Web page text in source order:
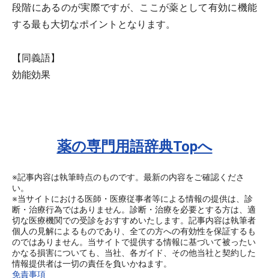
段階にあるのが実際ですが、ここが薬として有効に機能
する最も大切なポイントとなります。
【同義語】
効能効果
薬の専門用語辞典Topへ
※記事内容は執筆時点のものです。最新の内容をご確認くださ
い。
※当サイトにおける医師・医療従事者等による情報の提供は、診
断・治療行為ではありません。診断・治療を必要とする方は、適
切な医療機関での受診をおすすめいたします。記事内容は執筆者
個人の見解によるものであり、全ての方への有効性を保証するも
のではありません。当サイトで提供する情報に基づいて被ったい
かなる損害についても、当社、各ガイド、その他当社と契約した
情報提供者は一切の責任を負いかねます。
免責事項